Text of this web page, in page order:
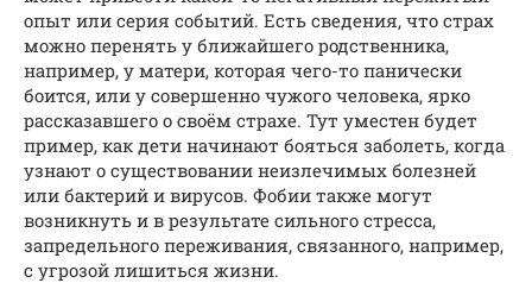
опыт или серия событий. Есть сведения, что страх
можно перенять у ближайшего родственника,
например, у матери, которая чего-то панически
боится, или у совершенно чужого человека, ярко
рассказавшего о своём страхе. Тут уместен будет
пример, как дети начинают бояться заболеть, когда
узнают о существовании неизлечимых болезней
или бактерий и вирусов. Фобии также могут
возникнуть и в результате сильного стресса,
запредельного переживания, связанного, например,
с угрозой лишиться жизни.